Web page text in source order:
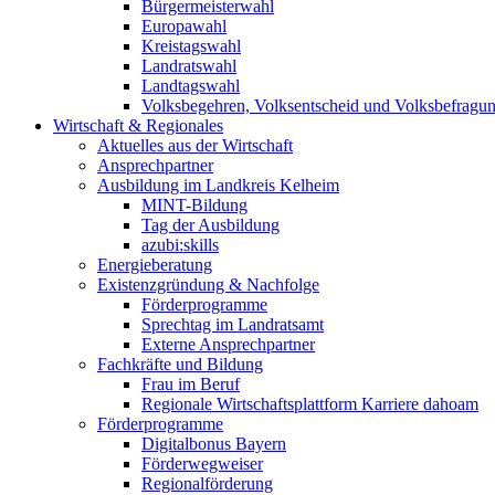
Bürgermeisterwahl
Europawahl
Kreistagswahl
Landratswahl
Landtagswahl
Volksbegehren, Volksentscheid und
Wirtschaft & Regionales
Aktuelles aus der Wirtschaft
Ansprechpartner
Ausbildung im Landkreis Kelheim
MINT-Bildung
Tag der Ausbildung
azubi:skills
Energieberatung
Existenzgründung & Nachfolge
Förderprogramme
Sprechtag im Landratsamt
Externe Ansprechpartner
Fachkräfte und Bildung
Frau im Beruf
Regionale Wirtschaftsplattform Karriere dahoam
Förderprogramme
Digitalbonus Bayern
Förderwegweiser
Regionalförderung